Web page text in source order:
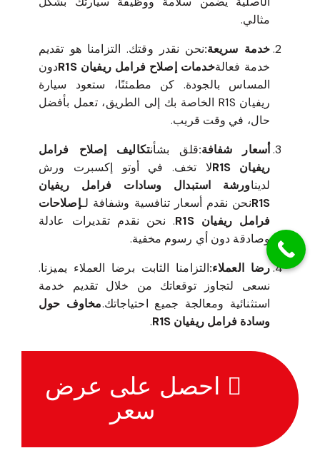
مثالي.
خدمة سريعة:نحن نقدر وقتك. التزامنا هو تقديم
خدمة فعالةخدمات إصلاح فرامل ريفيان R1S
دون
المساس بالجودة. كن مطمئنًا، ستعود سيارة
ريفيان R1S الخاصة بك إلى الطريق، تعمل بأفضل
حال، في وقت قريب.
أسعار شفافة:قلق بشأنتكاليف إصلاح فرامل
ريفيان R1S
لا تخف. في أوتو إكسبرت ورش
لديناورشة استبدال وسادات فرامل ريفيان
R1Sنحن نقدم أسعار تنافسية وشفافة لـإصلاحات
فرامل ريفيان R1S
. نحن نقدم تقديرات عادلة
وصادقة دون أي رسوم مخفية.
رضا العملاء:التزامنا الثابت برضا العملاء يميزنا.
نسعى لتجاوز توقعاتك من خلال تقديم خدمة
استثنائية ومعالجة جميع احتياجاتك.مخاوف حول
وسادة فرامل ريفيان R1S
.
احصل على عرض
سعر